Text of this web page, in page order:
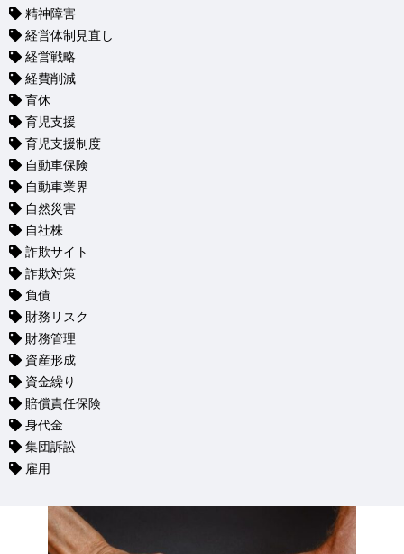
精神障害
経営体制見直し
経営戦略
経費削減
育休
育児支援
育児支援制度
自動車保険
自動車業界
自然災害
自社株
詐欺サイト
詐欺対策
負債
財務リスク
財務管理
資産形成
資金繰り
賠償責任保険
身代金
集団訴訟
雇用